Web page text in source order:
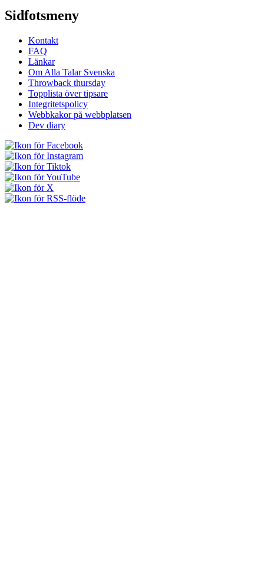
Sidfotsmeny
Kontakt
FAQ
Länkar
Om Alla Talar Svenska
Throwback thursday
Topplista över tipsare
Integritetspolicy
Webbkakor på webbplatsen
Dev diary